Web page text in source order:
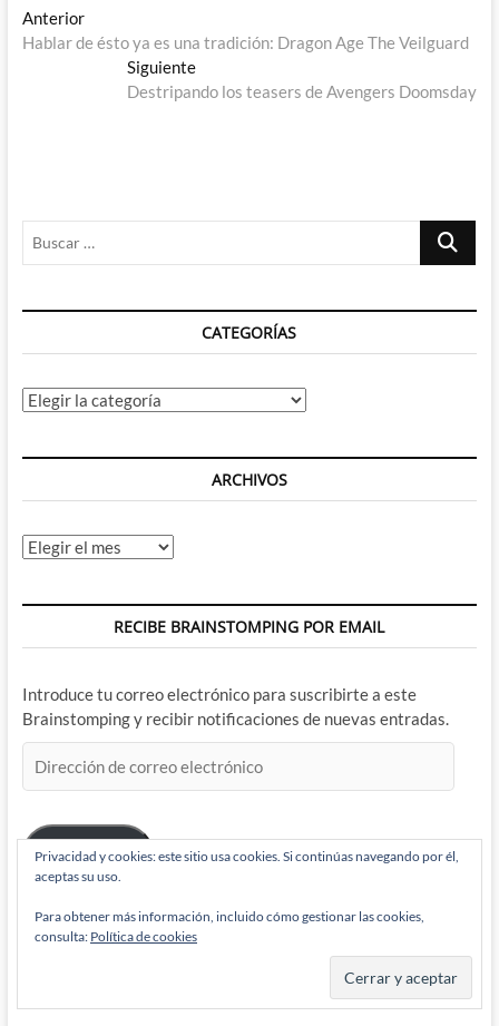
Navegación
de
entradas
AnteriorEntrada
anterior:
Hablar de ésto ya es una tradición: Dragon Age The Veilguard
SiguienteEntrada
siguiente:
Destripando los teasers de Avengers Doomsday
Buscar
CATEGORÍAS
Categorías
ARCHIVOS
Archivos
RECIBE BRAINSTOMPING POR EMAIL
Introduce tu correo electrónico para suscribirte a este
Brainstomping y recibir notificaciones de nuevas entradas.
de
electrónico
Suscribir
Privacidad y cookies: este sitio usa cookies. Si continúas navegando por él,
aceptas su uso.
Para obtener más información, incluido cómo gestionar las cookies,
consulta: Política de cookies